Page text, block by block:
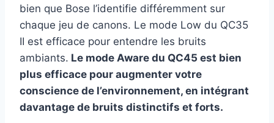
bien que Bose l’identifie différemment sur
chaque jeu de canons. Le mode Low du QC35
II est efficace pour entendre les bruits
ambiants. Le mode Aware du QC45 est bien
plus efficace pour augmenter votre
conscience de l’environnement, en intégrant
davantage de bruits distinctifs et forts.